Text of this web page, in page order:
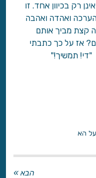
רק בכיוון אחד. זו
ואהדה ואהבה
קצת מביך אותם
אז על כך כתבתי
תמשיך!"
הא
הבא »